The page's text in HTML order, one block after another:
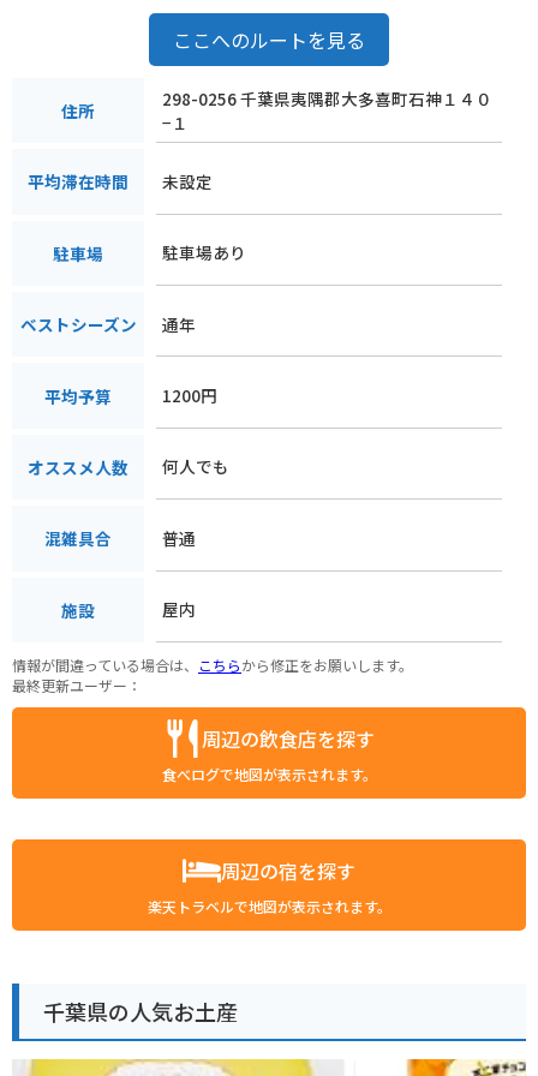
ここへのルートを見る
住所
298-0256 千葉県夷隅郡大多喜町石神１４０
−１
平均滞在時間 未設定
駐車場 駐車場あり
ベストシーズン 通年
平均予算 1200円
オススメ人数 何人でも
混雑具合 普通
施設 屋内
情報が間違っている場合は、 こちらから修正をお願いします。
最終更新ユーザー：
周辺の飲食店を探す
食べログで地図が表示されます。
周辺の宿を探す
楽天トラベルで地図が表示されます。
千葉県の人気お土産